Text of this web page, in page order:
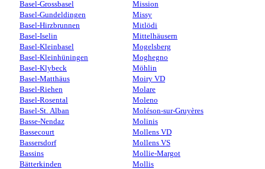
Basel-Grossbasel
Basel-Gundeldingen
Basel-Hirzbrunnen
Basel-Iselin
Basel-Kleinbasel
Basel-Kleinhüningen
Basel-Klybeck
Basel-Matthäus
Basel-Riehen
Basel-Rosental
Basel-St. Alban
Basse-Nendaz
Bassecourt
Bassersdorf
Bassins
Bätterkinden
Mission
Missy
Mitlödi
Mittelhäusern
Mogelsberg
Moghegno
Möhlin
Moiry VD
Molare
Moleno
Moléson-sur-Gruyères
Molinis
Mollens VD
Mollens VS
Mollie-Margot
Mollis